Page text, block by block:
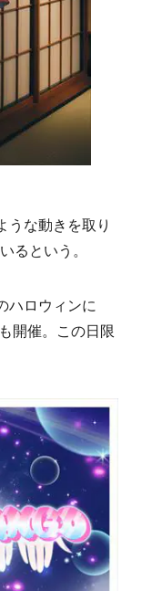
うな動きを取り
るという。
ハロウィンに
開催。この日限